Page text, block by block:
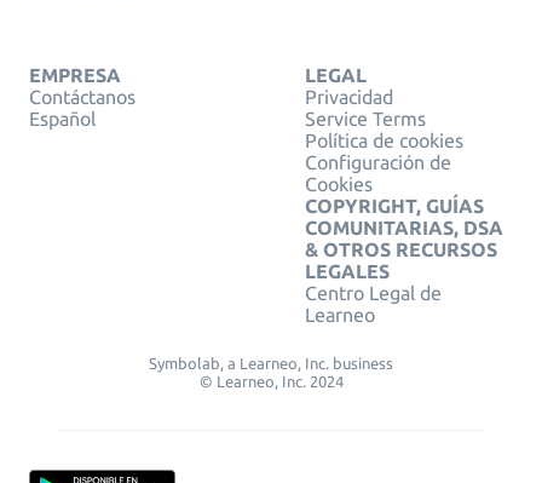
EMPRESA
Contáctanos
Español
LEGAL
Privacidad
Service Terms
Política de cookies
Configuración de
Cookies
COPYRIGHT, GUÍAS
COMUNITARIAS, DSA
& OTROS RECURSOS
LEGALES
Centro Legal de
Learneo
Symbolab, a Learneo, Inc. business
© Learneo, Inc. 2024